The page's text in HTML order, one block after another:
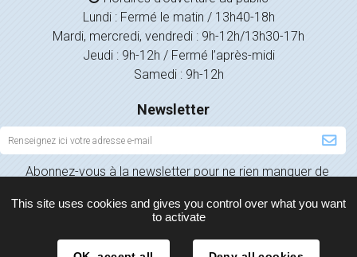
Lundi : Fermé le matin / 13h40-18h
Mardi, mercredi, vendredi : 9h-12h/13h30-17h
Jeudi : 9h-12h / Fermé l’après-midi
Samedi : 9h-12h
Newsletter
Inscription
à
la
Abonnez-vous à la newsletter pour ne rien manquer de
This site uses cookies and gives you control over what you want
to activate